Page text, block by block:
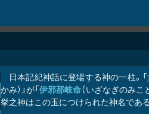
日本記紀神話に登場する神の一柱。「
かみ）」が「伊邪那岐命（いざなぎのみこ
挙之神はこの玉につけられた神名である